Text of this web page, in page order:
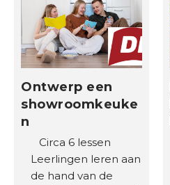
Ontwerp een
showroomkeuke
n
Circa 6 lessen
Leerlingen leren aan
de hand van de